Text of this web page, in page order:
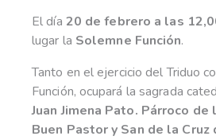
El día 20 de febrero a las
lugar la Solemne Función.
Tanto en el ejercicio del Triduo
Función, ocupará la sagrada
Juan Jimena Pato. Párroco
Buen Pastor y San de la Cruz